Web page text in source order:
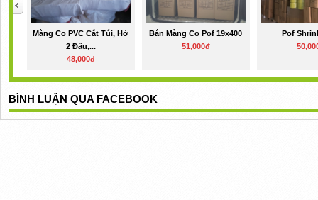
Màng Co PVC Cắt Túi, Hở
2 Đầu,...
48,000đ
Bán Màng Co Pof 19x400
51,000đ
Pof
BÌNH LUẬN QUA FACEBOOK